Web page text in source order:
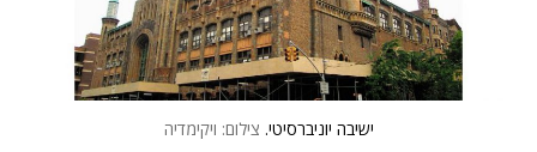
ישיבה יוניברסיטי. צילום: ויקימדיה